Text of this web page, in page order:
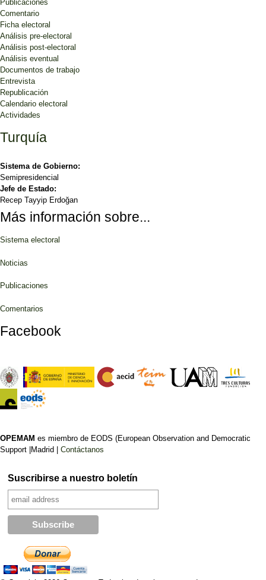
Publicaciones
Comentario
Ficha electoral
Análisis pre-electoral
Análisis post-electoral
Análisis eventual
Documentos de trabajo
Entrevista
Republicación
Calendario electoral
Actividades
Turquía
Sistema de Gobierno:
Semipresidencial
Jefe de Estado:
Recep Tayyip Erdoğan
Más información sobre...
Sistema electoral
Noticias
Publicaciones
Comentarios
Facebook
OPEMAM es miembro de EODS (European Observation and Democratic
Support |Madrid | Contáctanos
Suscribirse a nuestro boletín